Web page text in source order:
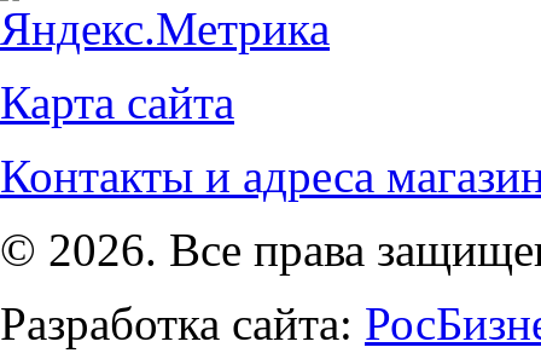
Карта сайта
Контакты и адреса
© 2026. Все права
Разработка сайта: